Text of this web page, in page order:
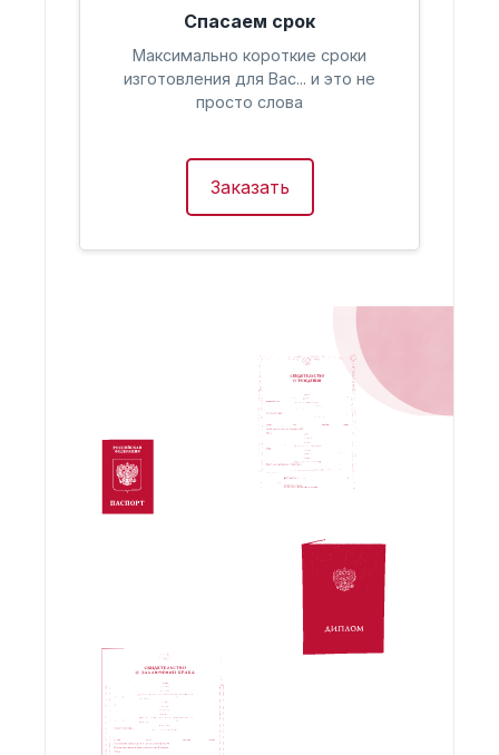
Спасаем срок
Максимально короткие сроки
изготовления для Вас... и это не
просто слова
Заказать